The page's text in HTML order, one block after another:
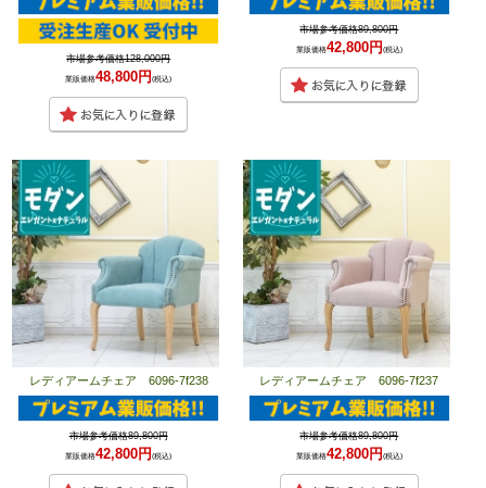
市場参考価格128,000円
業販価格48,800円(税込)
市場参考価格89,800円
業販価格42,800円 (税込)
レディアームチェア 6096-7f238
市場参考価格89,800円
業販価格42,800円(税込)
レディアームチェア 6096-7f237
市場参考価格89,800円
業販価格42,800円 (税込)